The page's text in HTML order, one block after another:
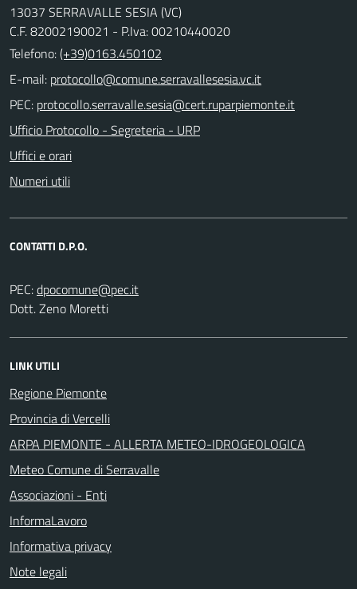
13037 SERRAVALLE SESIA (VC)
C.F. 82002190021 - P.Iva: 00210440020
Telefono:(+39)0163.450102
E-mail:
PEC:
Ufficio Protocollo - Segreteria - URP
Uffici e orari
Numeri utili
CONTATTI D.P.O.
PEC:
Dott. Zeno Moretti
LINK UTILI
Regione Piemonte
Provincia di Vercelli
ARPA PIEMONTE - ALLERTA METEO-IDROGEOLOGICA
Meteo Comune di Serravalle
Associazioni - Enti
InformaLavoro
Informativa privacy
Note legali